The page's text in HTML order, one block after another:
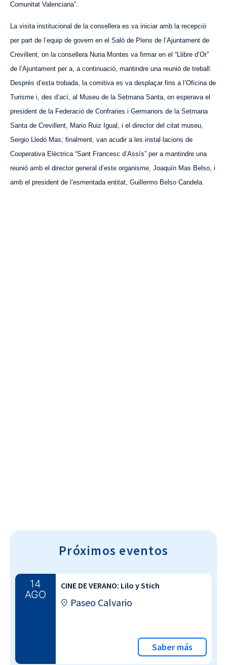
Comunitat Valenciana”.
La visita institucional de la consellera es va iniciar amb la recepció
per part de l’equip de govern en el Saló de Plens de l’Ajuntament de
Crevillent, on la consellera Nuria Montes va firmar en el “Llibre d’Or”
de l’Ajuntament per a, a continuació, mantindre una reunió de treball.
Després d’esta trobada, la comitiva es va desplaçar fins a l’Oficina de
Turisme i, des d’ací, al Museu de la Setmana Santa, on esperava el
president de la Federació de Confraries i Germanors de la Setmana
Santa de Crevillent, Mario Ruiz Igual, i el director del citat museu,
Sergio Lledó Mas; finalment, van acudir a les instal·lacions de
Cooperativa Elèctrica “Sant Francesc d’Assís” per a mantindre una
reunió amb el director general d’este organisme, Joaquín Mas Belso, i
amb el president de l’esmentada entitat, Guillermo Belso Candela.
Próximos eventos
14
AGO
CINE DE VERANO: Lilo y Stich
Paseo Calvario
Saber más